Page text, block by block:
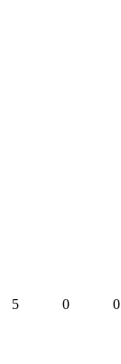
5 0 0